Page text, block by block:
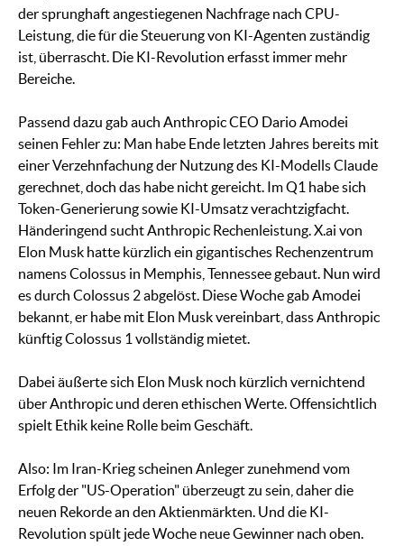
der sprunghaft angestiegenen Nachfrage nach CPU-
Leistung, die für die Steuerung von KI-Agenten zuständig
ist, überrascht. Die KI-Revolution erfasst immer mehr
Bereiche.
Passend dazu gab auch Anthropic CEO Dario Amodei
seinen Fehler zu: Man habe Ende letzten Jahres bereits mit
einer Verzehnfachung der Nutzung des KI-Modells Claude
gerechnet, doch das habe nicht gereicht. Im Q1 habe sich
Token-Generierung sowie KI-Umsatz verachtzigfacht.
Händeringend sucht Anthropic Rechenleistung. X.ai von
Elon Musk hatte kürzlich ein gigantisches Rechenzentrum
namens Colossus in Memphis, Tennessee gebaut. Nun wird
es durch Colossus 2 abgelöst. Diese Woche gab Amodei
bekannt, er habe mit Elon Musk vereinbart, dass Anthropic
künftig Colossus 1 vollständig mietet.
Dabei äußerte sich Elon Musk noch kürzlich vernichtend
über Anthropic und deren ethischen Werte. Offensichtlich
spielt Ethik keine Rolle beim Geschäft.
Also: Im Iran-Krieg scheinen Anleger zunehmend vom
Erfolg der "US-Operation" überzeugt zu sein, daher die
neuen Rekorde an den Aktienmärkten. Und die KI-
Revolution spült jede Woche neue Gewinner nach oben.